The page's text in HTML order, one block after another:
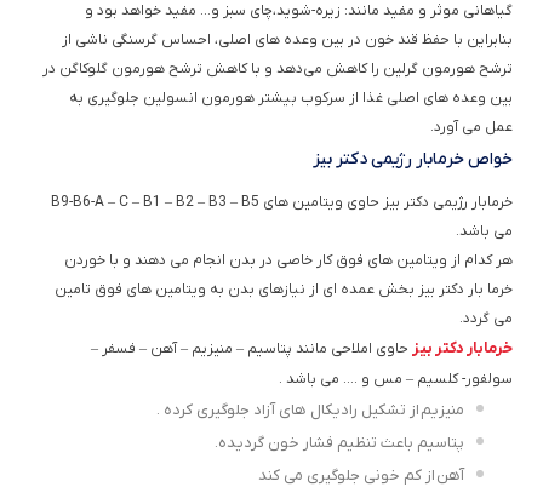
گیاهانی موثر و مفید مانند: زیره-شوید،چای سبز و… مفید خواهد بود و
بنابراین با حفظ قند خون در بین وعده های اصلی، احساس گرسنگی ناشی از
ترشح هورمون گرلین را کاهش می‌دهد و با کاهش ترشح هورمون گلوکاگن در
بین وعده های اصلی غذا از سرکوب بیشتر هورمون انسولین جلوگیری به
عمل می آورد.
خواص خرمابار رژیمی دکتر بیز
خرمابار رژیمی دکتر بیز حاوی ویتامین های B9-B6-A – C – B1 – B2 – B3 – B5
می باشد.
هر کدام از ویتامین های فوق کار خاصی در بدن انجام می دهند و با خوردن
خرما بار دکتر بیز بخش عمده ای از نیازهای بدن به ویتامین های فوق تامین
می گردد.
خرمابار دکتر بیز حاوی املاحی مانند پتاسیم – منیزیم – آهن – فسفر –
سولفور- کلسیم – مس و …. می باشد .
منیزیم از تشکیل رادیکال های آزاد جلوگیری کرده .
پتاسیم باعث تنظیم فشار خون گردیده.
آهن از کم خونی جلوگیری می کند